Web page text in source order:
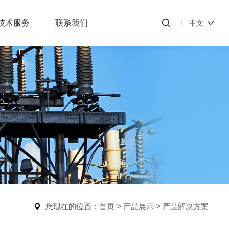
术服务 联系我们 中文
您现在的位置： 首页> 产品展示> 产品解决方案